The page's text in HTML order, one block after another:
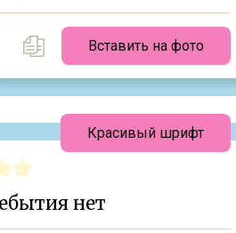
Вставить на фото
нет
Красивый шрифт